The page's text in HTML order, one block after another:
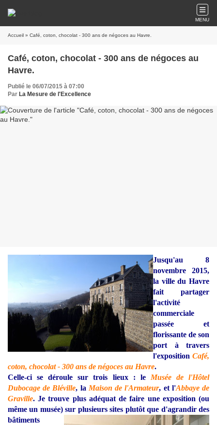
MENU
Accueil » Café, coton, chocolat - 300 ans de négoces au Havre.
Café, coton, chocolat - 300 ans de négoces au
Havre.
Publié le 06/07/2015 à 07:00
Par La Mesure de l'Excellence
Jusqu'au 8
novembre 2015,
la ville du Havre
fait partager
l'activité
commerciale
passée et
florissante de son
port à travers
l'exposition Café,
coton, chocolat - 300 ans de négoces au Havre.
Celle-ci se déroule sur trois lieux : le Musée de l'Hôtel
Dubocage de Bléville, la Maison de l'Armateur, et l'Abbaye de
Graville. Je trouve plus adéquat de faire une exposition (ou
même un musée) sur plusieurs sites plutôt que d'agrandir des
bâtiments